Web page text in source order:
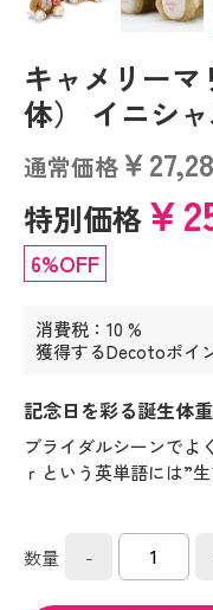
キャメリーマ
体） イニシ
通常価格￥
特別価格￥
6%OFF
消費税：10 %
獲得するDecotoポイ
記念日を彩る誕生体
ブライダルシーンでよ
ｒという英単語には”
徴とされるクマのぬ
介いたします。
数量 -